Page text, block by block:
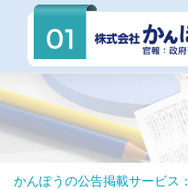
かんぽうの公告掲載サービス：